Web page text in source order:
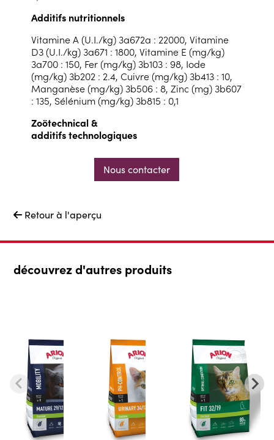
Additifs nutritionnels
Vitamine A (U.I./kg) 3a672a : 22000, Vitamine
D3 (U.I./kg) 3a671 : 1800, Vitamine E (mg/kg)
3a700 : 150, Fer (mg/kg) 3b103 : 98, Iode
(mg/kg) 3b202 : 2.4, Cuivre (mg/kg) 3b413 : 10,
Manganèse (mg/kg) 3b506 : 8, Zinc (mg) 3b607
: 135, Sélénium (mg/kg) 3b815 : 0,1
Zoötechnical &
additifs technologiques
Nous contacter
 Retour à l'aperçu
découvrez d'autres produits